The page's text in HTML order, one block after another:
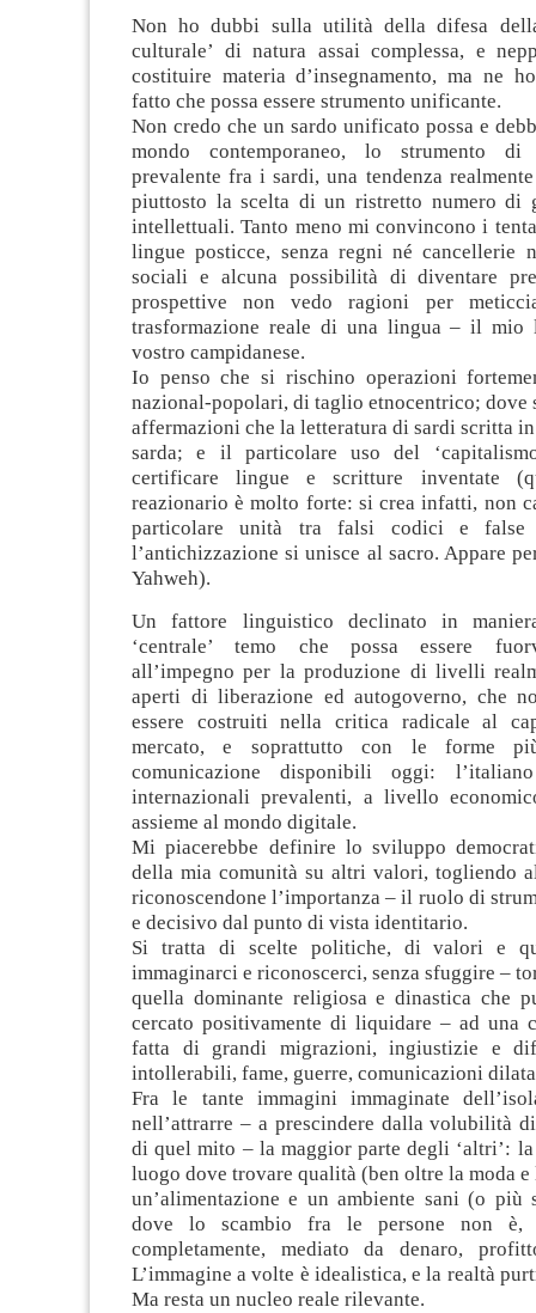
Non ho dubbi sulla utilità della difesa
culturale’ di natura assai complessa, e
costituire materia d’insegnamento, ma ne
fatto che possa essere strumento unificante.
Non credo che un sardo unificato possa e
mondo contemporaneo, lo strumento di
prevalente fra i sardi, una tendenza
piuttosto la scelta di un ristretto numero di
intellettuali. Tanto meno mi convincono i
lingue posticce, senza regni né cancellerie
sociali e alcuna possibilità di diventare
prospettive non vedo ragioni per
trasformazione reale di una lingua – il mio
vostro campidanese.
Io penso che si rischino operazioni
nazional-popolari, di taglio etnocentrico; dove
affermazioni che la letteratura di sardi scritta
sarda; e il particolare uso del
certificare lingue e scritture inventate
reazionario è molto forte: si crea infatti, non
particolare unità tra falsi codici e false
l’antichizzazione si unisce al sacro. Appare
Yahweh).
Un fattore linguistico declinato in
‘centrale’ temo che possa essere
all’impegno per la produzione di livelli
aperti di liberazione ed autogoverno, che
essere costruiti nella critica radicale al
mercato, e soprattutto con le forme
comunicazione disponibili oggi:
internazionali prevalenti, a livello
assieme al mondo digitale.
Mi piacerebbe definire lo sviluppo
della mia comunità su altri valori, togliendo
riconoscendone l’importanza – il ruolo di
e decisivo dal punto di vista identitario.
Si tratta di scelte politiche, di valori e
immaginarci e riconoscerci, senza sfuggire –
quella dominante religiosa e dinastica che
cercato positivamente di liquidare – ad una
fatta di grandi migrazioni, ingiustizie e
intollerabili, fame, guerre, comunicazioni
Fra le tante immagini immaginate
nell’attrarre – a prescindere dalla volubilità
di quel mito – la maggior parte degli ‘altri’: la
luogo dove trovare qualità (ben oltre la moda e
un’alimentazione e un ambiente sani (o più
dove lo scambio fra le persone non è,
completamente, mediato da denaro,
L’immagine a volte è idealistica, e la realtà
Ma resta un nucleo reale rilevante.